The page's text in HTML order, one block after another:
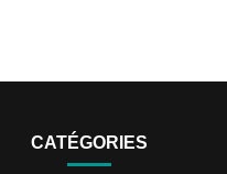
CATÉGORIES